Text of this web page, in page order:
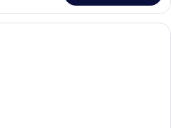
ห้องคอมฟอร์ททวิน | ผ้านวมขนเป็ด, ตู้